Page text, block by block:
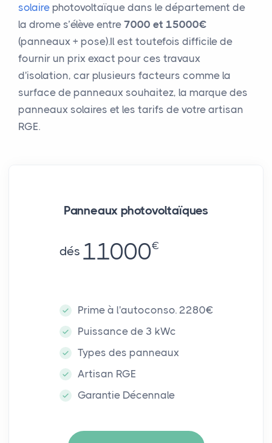
solaire photovoltaïque dans le département de
la drome s’élève entre 7000 et 15000€
(panneaux + pose).Il est toutefois difficile de
fournir un prix exact pour ces travaux
d'isolation, car plusieurs facteurs comme la
surface de panneaux souhaitez, la marque des
panneaux solaires et les tarifs de votre artisan
RGE.
Panneaux photovoltaïques
dés 11000€
Prime à l'autoconso. 2280€
Puissance de 3 kWc
Types des panneaux
Artisan RGE
Garantie Décennale